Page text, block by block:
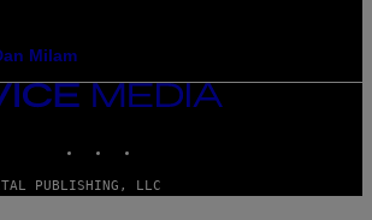
Milam
PUBLISHING, LLC